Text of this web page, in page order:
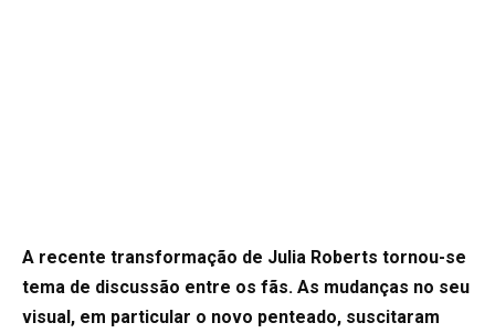
A recente transformação de Julia Roberts tornou-se
tema de discussão entre os fãs. As mudanças no seu
visual, em particular o novo penteado, suscitaram